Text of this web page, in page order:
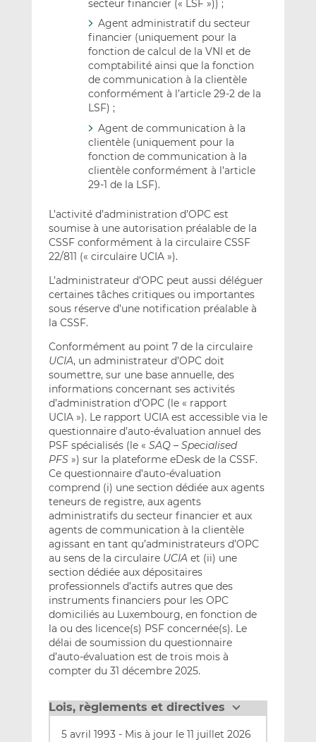
secteur financier (« LSF »)) ;
Agent administratif du secteur
financier (uniquement pour la
fonction de calcul de la VNI et de
comptabilité ainsi que la fonction
de communication à la clientèle
conformément à l’article 29-2 de la
LSF) ;
Agent de communication à la
clientèle (uniquement pour la
fonction de communication à la
clientèle conformément à l’article
29-1 de la LSF).
L’activité d’administration d’OPC est
soumise à une autorisation préalable de la
CSSF conformément à la circulaire CSSF
22/811 (« circulaire UCIA »).
L’administrateur d’OPC peut aussi déléguer
certaines tâches critiques ou importantes
sous réserve d’une notification préalable à
la CSSF.
Conformément au point 7 de la circulaire
UCIA, un administrateur d’OPC doit
soumettre, sur une base annuelle, des
informations concernant ses activités
d’administration d’OPC (le « rapport
UCIA »). Le rapport UCIA est accessible via le
questionnaire d’auto-évaluation annuel des
PSF spécialisés (le « SAQ – Specialised
PFS») sur la plateforme eDesk de la CSSF.
Ce questionnaire d’auto-évaluation
comprend (i) une section dédiée aux agents
teneurs de registre, aux agents
administratifs du secteur financier et aux
agents de communication à la clientèle
agissant en tant qu’administrateurs d’OPC
au sens de la circulaire UCIAet (ii) une
section dédiée aux dépositaires
professionnels d’actifs autres que des
instruments financiers pour les OPC
domiciliés au Luxembourg, en fonction de
la ou des licence(s) PSF concernée(s). Le
délai de soumission du questionnaire
d’auto-évaluation est de trois mois à
compter du 31 décembre 2025.
Lois, règlements et directives
5 avril 1993 - Mis à jour le 11 juillet 2026